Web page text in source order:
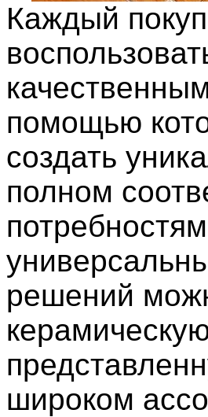
Каждый
помощью
создать
полном
решений
широком